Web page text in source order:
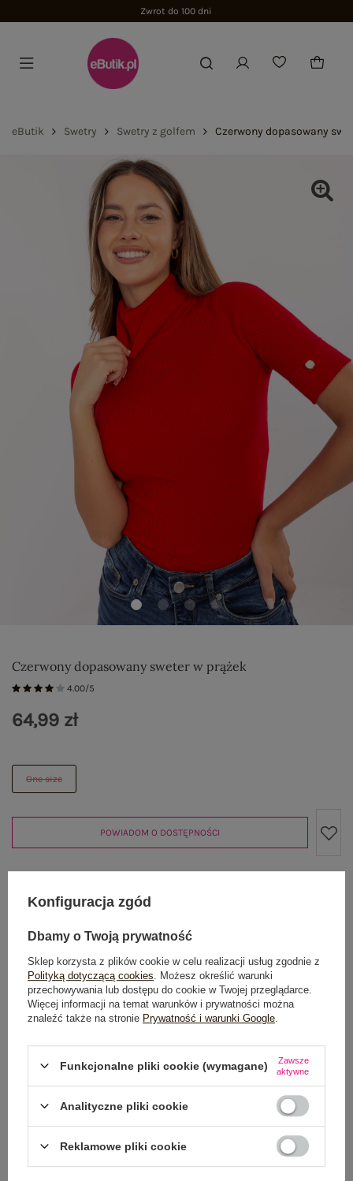
Zwrot do 100 dni
eButik Swetry Swetry z golfem Czerwony dopasowany
Czerwony dopasowany sweter w prążek
4.00/5
One size
64,99 zł
POWIADOM O DOSTĘPNOŚCI
Produkt niedostępny
OPIS PRODUKTU
GŁÓWNE PARAMETRY
OPINIE O PRODUKCIE (1)
Konfiguracja zgód
Dbamy o Twoją prywatność
Sklep korzysta z plików cookie w celu realizacji usług zgodnie z
Polityką dotyczącą cookies . Możesz określić warunki
przechowywania lub dostępu do cookie w Twojej przeglądarce.
Więcej informacji na temat warunków i prywatności można
znaleźć także na stronie Prywatność i warunki Google
Funkcjonalne pliki cookie (wymagane)
Zawsze
aktywne
Analityczne pliki cookie
Reklamowe pliki cookie